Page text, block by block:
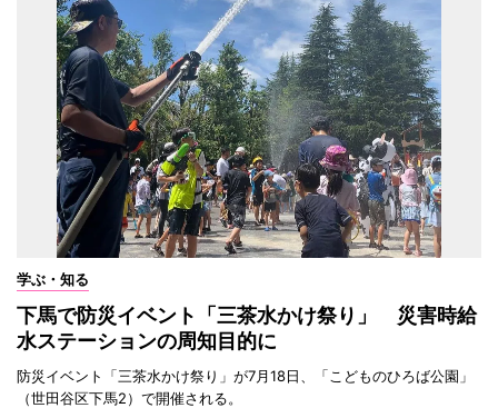
学ぶ・知る
下馬で防災イベント「三茶水かけ祭り」 災害時給
水ステーションの周知目的に
防災イベント「三茶水かけ祭り」が7月18日、「こどものひろば公園」
（世田谷区下馬2）で開催される。